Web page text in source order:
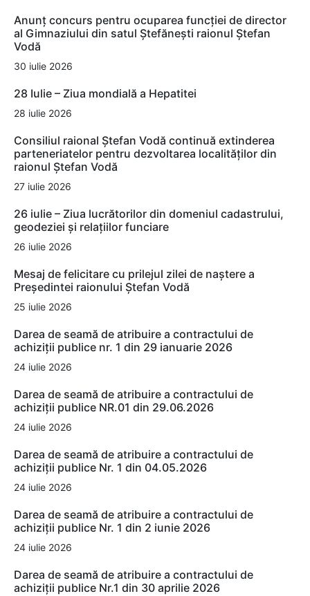
Anunț concurs pentru ocuparea funcției de director
al Gimnaziului din satul Ștefănești raionul Ștefan
Vodă
30 iulie 2026
28 Iulie – Ziua mondială a Hepatitei
28 iulie 2026
Consiliul raional Ștefan Vodă continuă extinderea
parteneriatelor pentru dezvoltarea localităților din
raionul Ștefan Vodă
27 iulie 2026
26 iulie – Ziua lucrătorilor din domeniul cadastrului,
geodeziei și relațiilor funciare
26 iulie 2026
Mesaj de felicitare cu prilejul zilei de naștere a
Președintei raionului Ștefan Vodă
25 iulie 2026
Darea de seamă de atribuire a contractului de
achiziții publice nr. 1 din 29 ianuarie 2026
24 iulie 2026
Darea de seamă de atribuire a contractului de
achiziții publice NR.01 din 29.06.2026
24 iulie 2026
Darea de seamă de atribuire a contractului de
achiziții publice Nr. 1 din 04.05.2026
24 iulie 2026
Darea de seamă de atribuire a contractului de
achiziții publice Nr. 1 din 2 iunie 2026
24 iulie 2026
Darea de seamă de atribuire a contractului de
achiziții publice Nr.1 din 30 aprilie 2026